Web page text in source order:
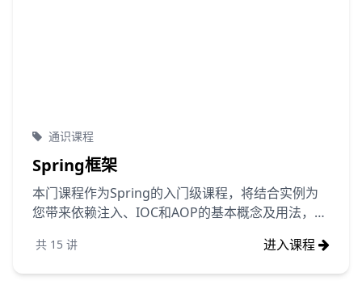
通识课程
Spring框架
本门课程作为Spring的入门级课程，将结合实例为
您带来依赖注入、IOC和AOP的基本概念及用法，为
共 15 讲 进入课程